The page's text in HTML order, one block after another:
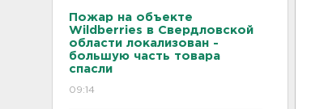
Пожар на объекте
Wildberries в Свердловской
области локализован -
большую часть товара
спасли
09:14